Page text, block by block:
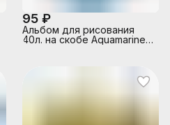
95 ₽
Альбом для рисования
40л. на скобе Aquamarine,